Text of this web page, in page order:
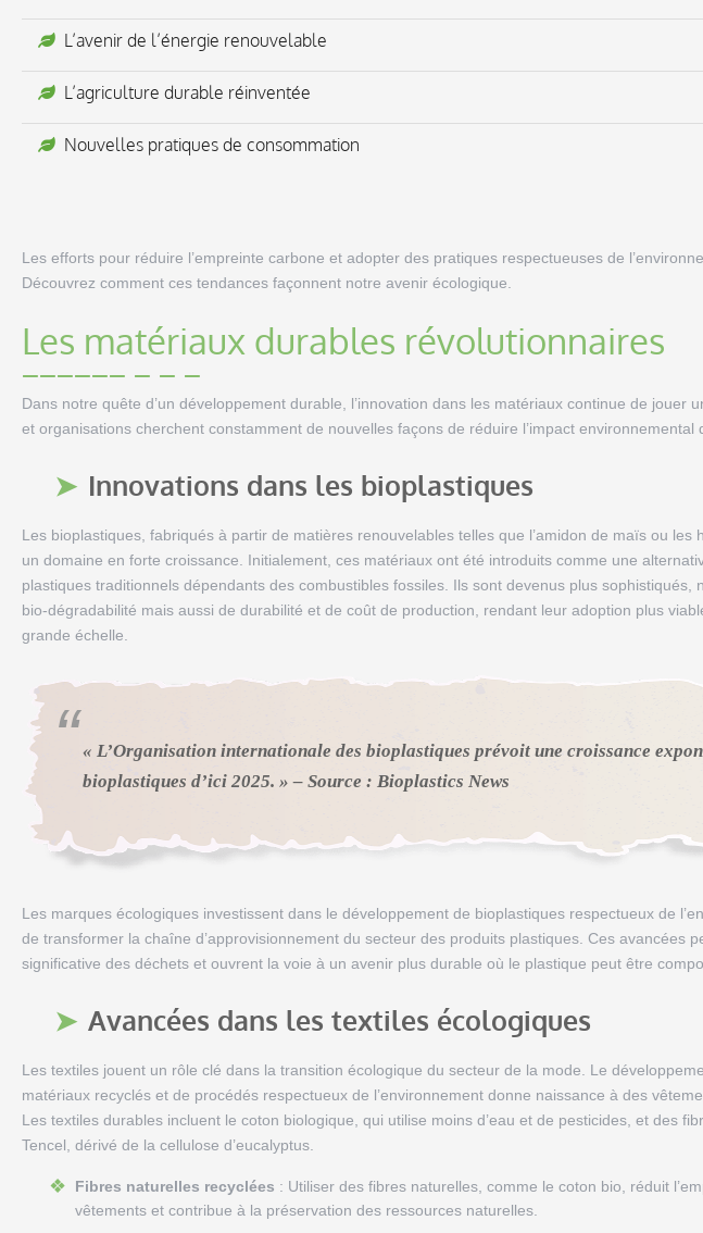
L’avenir de l’énergie renouvelable
L’agriculture durable réinventée
Nouvelles pratiques de consommation
Les efforts pour réduire l’empreinte carbone et adopter des pratiques respectueuses de
Découvrez comment ces tendances façonnent notre avenir écologique.
Les matériaux durables révolutionnaires
Dans notre quête d’un développement durable, l’innovation dans les matériaux continue de jouer
et organisations cherchent constamment de nouvelles façons de réduire l’impact environnemental
Innovations dans les bioplastiques
Les bioplastiques, fabriqués à partir de matières renouvelables telles que l’amidon de maïs ou les
un domaine en forte croissance. Initialement, ces matériaux ont été introduits comme une
plastiques traditionnels dépendants des combustibles fossiles. Ils sont devenus plus sophistiqués,
bio-dégradabilité mais aussi de durabilité et de coût de production, rendant leur adoption plus
grande échelle.
« L’Organisation internationale des bioplastiques prévoit une croissance
bioplastiques d’ici 2025. » – Source : Bioplastics News
Les marques écologiques investissent dans le développement de bioplastiques respectueux de
de transformer la chaîne d’approvisionnement du secteur des produits plastiques. Ces avancées
significative des déchets et ouvrent la voie à un avenir plus durable où le plastique peut être
Avancées dans les textiles écologiques
Les textiles jouent un rôle clé dans la transition écologique du secteur de la mode. Le
matériaux recyclés et de procédés respectueux de l’environnement donne naissance à des
Les textiles durables incluent le coton biologique, qui utilise moins d’eau et de pesticides, et des
Tencel, dérivé de la cellulose d’eucalyptus.
Fibres naturelles recyclées : Utiliser des fibres naturelles, comme le coton bio, réduit
vêtements et contribue à la préservation des ressources naturelles.